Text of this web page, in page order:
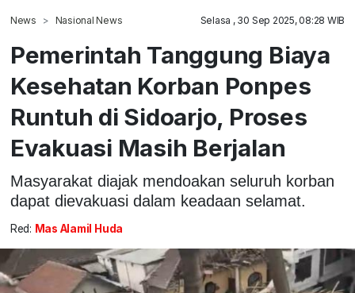
News Nasional News Selasa , 30 Sep 2025, 08:28 WIB
Pemerintah Tanggung Biaya
Kesehatan Korban Ponpes
Runtuh di Sidoarjo, Proses
Evakuasi Masih Berjalan
Masyarakat diajak mendoakan seluruh korban
dapat dievakuasi dalam keadaan selamat.
Red: Mas Alamil Huda